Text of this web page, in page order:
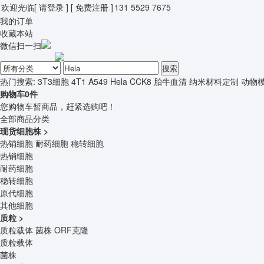
欢迎光临[ 请登录 ] [ 免费注册 ] 131 5529 7675
我的订单
收藏本站
微信扫一扫
搜索
热门搜索: 3T3细胞 4T1 A549 Hela CCK8 胎牛血清 纳米材料定制 动物
购物车0件
您购物车暂商品，赶紧选购吧！
全部商品分类
现货细胞株 >
热销细胞 耐药细胞 稳转细胞
热销细胞
耐药细胞
稳转细胞
原代细胞
其他细胞
质粒 >
质粒载体 菌株 ORF克隆
质粒载体
菌株